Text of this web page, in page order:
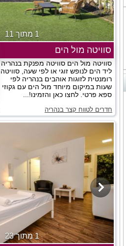
1 מתוך 11
סוויטה מול הים
סוויטה מול הים סוויטה מפנקת בנהריה
ליד הים לנופש זוגי או לפי שעה, סוויטה
רומנטית לזוגות אוהבים בנהריה לפי
שעות במיקום מיוחד מול הים עם גקוזי
ספא פרטי. לחצו כאן והזמינו!...
חדרים לטווח קצר בנהריה
1 מתוך 23